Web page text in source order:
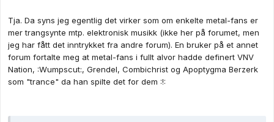
Tja. Da syns jeg egentlig det virker som om enkelte metal-fans er
mer trangsynte mtp. elektronisk musikk (ikke her på forumet, men
jeg har fått det inntrykket fra andre forum). En bruker på et annet
forum fortalte meg at metal-fans i fullt alvor hadde definert VNV
Nation, :Wumpscut:, Grendel, Combichrist og Apoptygma Berzerk
som "trance" da han spilte det for dem :!: